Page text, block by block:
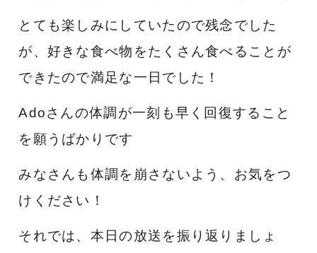
とても楽しみにしていたので残念でした
が、好きな食べ物をたくさん食べることが
できたので満足な一日でした！
Adoさんの体調が一刻も早く回復すること
を願うばかりです
みなさんも体調を崩さないよう、お気をつ
けください！
それでは、本日の放送を振り返りましょ